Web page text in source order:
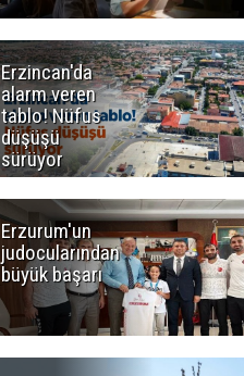
Erzincan'da
alarm veren
tablo! Nüfus
düşüşü
sürüyor
Erzurum'un
judocularından
büyük başarı